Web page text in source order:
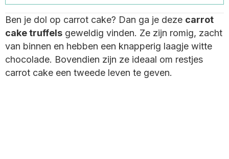
the
english
site
Ben je dol op carrot cake? Dan ga je deze carrot
cake truffels geweldig vinden. Ze zijn romig, zacht
van binnen en hebben een knapperig laagje witte
chocolade. Bovendien zijn ze ideaal om restjes
carrot cake een tweede leven te geven.